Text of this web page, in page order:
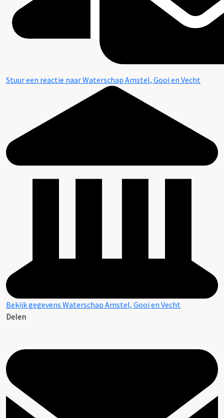
Stuur een reactie naar Waterschap Amstel, Gooi en Vecht
Bekijk gegevens Waterschap Amstel, Gooi en Vecht
Delen